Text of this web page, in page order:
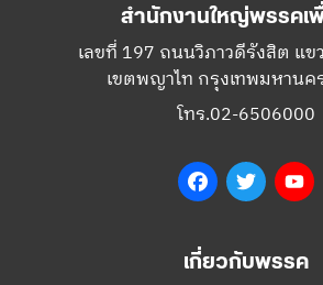
สำนักงานใหญ่พรรคเ
เลขที่ 197 ถนนวิภาวดีรังสิต แข
เขตพญาไท กรุงเทพมหานค
โทร.02-6506000
FacebookTwitter
เกี่ยวกับพรรค